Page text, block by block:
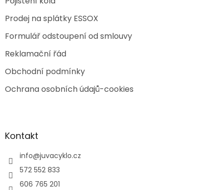
Prodej na splátky ESSOX
Formulář odstoupení od smlouvy
Reklamační řád
Obchodní podmínky
Ochrana osobních údajů-cookies
Kontakt
info@juvacyklo.cz
572 552 833
606 765 201